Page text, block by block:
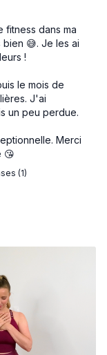
fitness dans ma
😅. Je les ai
!
le mois de
J'ai
un peu perdue.
Merci
😘
(1)